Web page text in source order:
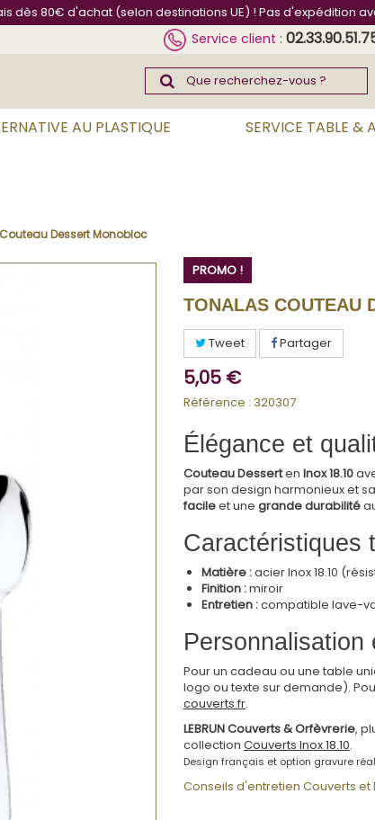
dès 80€ d'achat (selon destinations UE) ! Pas d'expédition
Service client :
AU PLASTIQUE SERVICE TABLE &
Dessert Monobloc
PROMO !
TONALAS COUTEAU
Tweet Partager
5,05 €
Référence : 320307
Élégance et
Couteau Desserten Inox 18.10
par son design harmonieux et
facileet une grande durabilité
Caractéristiques
Matière :acier Inox 18.10
Finition :miroir
Entretien :compatible lave-
Personnalisation
Pour un cadeau ou une table
logo ou texte sur demande).
couverts.fr.
LEBRUN Couverts & Orfèvrerie,
collection Couverts Inox 18.10.
Design français et option gravure
Conseils d'entretien Couverts et